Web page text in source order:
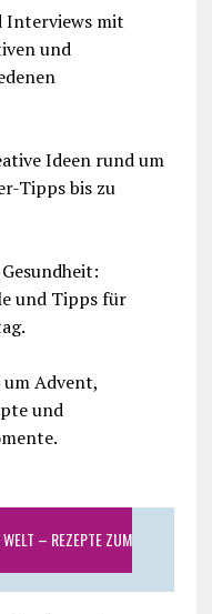
Interviews mit
und
Ideen rund um
Tipps bis zu
und Tipps für
Advent,
und
WELT – REZEPTE ZUM